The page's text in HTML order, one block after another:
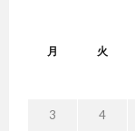
月 火
3 4